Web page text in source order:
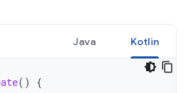
Kotlin
Java
()
{